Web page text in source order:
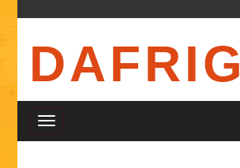
DAFRIG